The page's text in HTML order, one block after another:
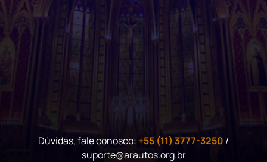
Dúvidas, fale conosco: +55 (11) 3777-3250 /
suporte@arautos.org.br